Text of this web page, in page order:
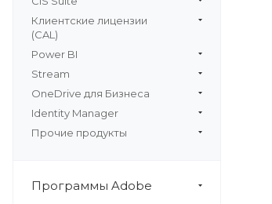
Клиентские лицензии
(CAL)
Power BI
Stream
OneDrive для Бизнеса
Identity Manager
Прочие продукты
Программы Adobe